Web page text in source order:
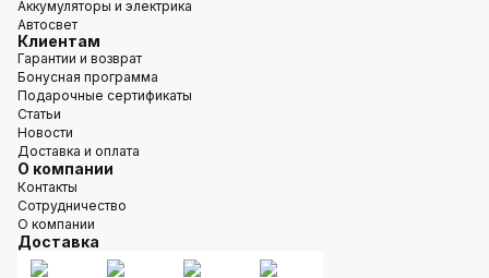
Аккумуляторы и электрика
Автосвет
Клиентам
Гарантии и возврат
Бонусная программа
Подарочные сертификаты
Статьи
Новости
Доставка и оплата
О компании
Контакты
Сотрудничество
О компании
Доставка